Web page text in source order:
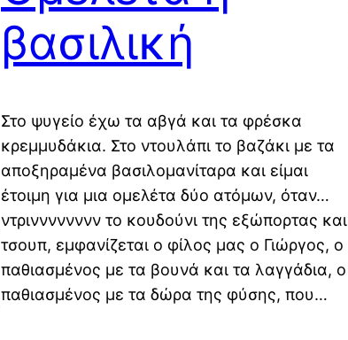
βασιλική
Στο ψυγείο έχω τα αβγά και τα φρέσκα
κρεμμυδάκια. Στο ντουλάπι το βαζάκι με τα
αποξηραμένα βασιλομανίταρα και είμαι
έτοιμη για μια ομελέτα δύο ατόμων, όταν…
ντρινννννννν το κουδούνι της εξώπορτας και
τσουπ, εμφανίζεται ο φίλος μας ο Γιώργος, ο
παθιασμένος με τα βουνά και τα λαγγάδια, ο
παθιασμένος με τα δώρα της φύσης, που…